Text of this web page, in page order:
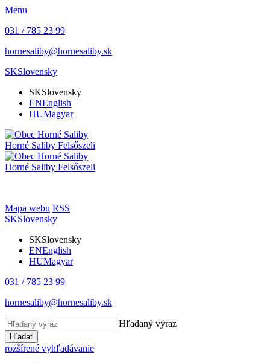
Menu
031 / 785 23 99
hornesaliby@hornesaliby.sk
SKSlovensky
SKSlovensky
ENEnglish
HUMagyar
Horné Saliby Felsőszeli
Horné Saliby Felsőszeli
Mapa webu RSS
SKSlovensky
SKSlovensky
ENEnglish
HUMagyar
031 / 785 23 99
hornesaliby@hornesaliby.sk
Hľadaný výraz
Hľadať
rozšírené vyhľadávanie